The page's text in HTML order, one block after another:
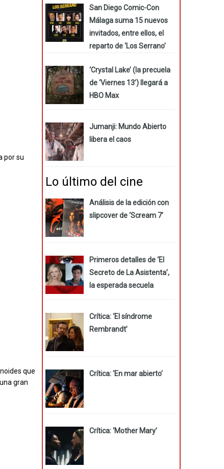
por su
que
gran
San Diego Comic-Con
Málaga suma 15 nuevos
invitados, entre ellos, el
reparto de ‘Los Serrano’
‘Crystal Lake’ (la precuela
de ‘Viernes 13’) llegará a
HBO Max
Jumanji: Mundo Abierto
libera el caos
Lo último del cine
Análisis de la edición con
slipcover de ‘Scream 7’
Primeros detalles de ‘El
Secreto de La Asistenta’,
la esperada secuela
Crítica: ‘El síndrome
Rembrandt’
Crítica: ‘En mar abierto’
Crítica: ‘Mother Mary’